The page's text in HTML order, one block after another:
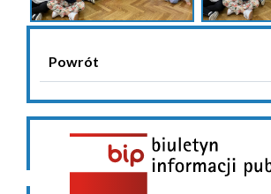
Powrót